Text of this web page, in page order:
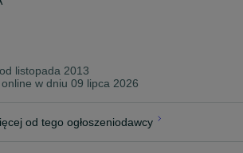
listopada 2013
w dniu 09 lipca 2026
od tego ogłoszeniodawcy